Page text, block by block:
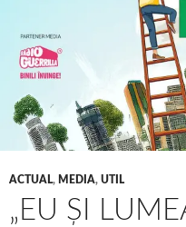
ACTUAL, MEDIA, UTIL
„EU ȘI